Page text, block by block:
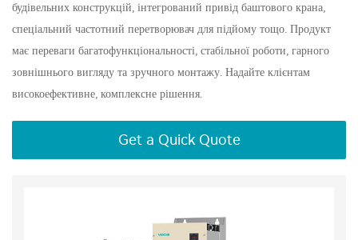
будівельних конструкцій, інтегрований привід баштового крана,
спеціальний частотний перетворювач для підйому тощо. Продукт
має переваги багатофункціональності, стабільної роботи, гарного
зовнішнього вигляду та зручного монтажу. Надайте клієнтам
високоефективне, комплексне рішення.
Get a Quick Quote